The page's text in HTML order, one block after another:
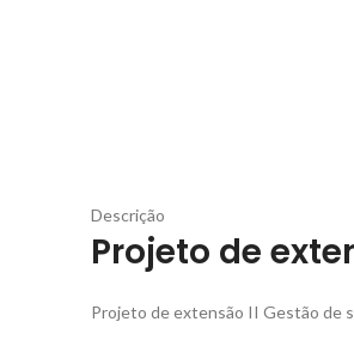
Descrição
Projeto de
Projeto de extensão II Gestão de